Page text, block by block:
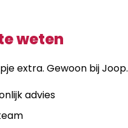
weten
extra. Gewoon bij Joop.
advies